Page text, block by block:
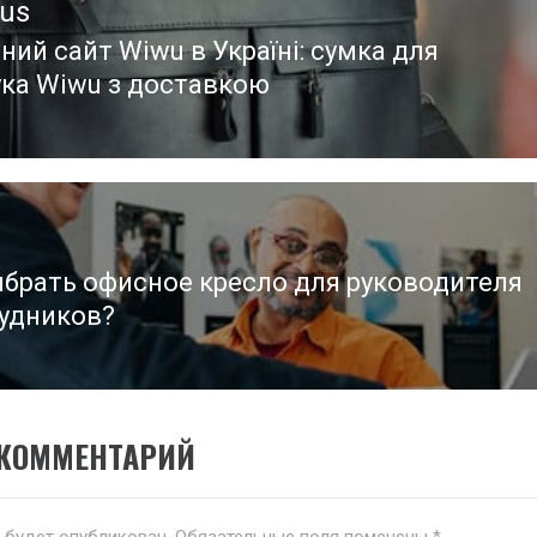
сайт Wiwu в Україні: сумка для
Wiwu з доставкою
офисное кресло для руководителя